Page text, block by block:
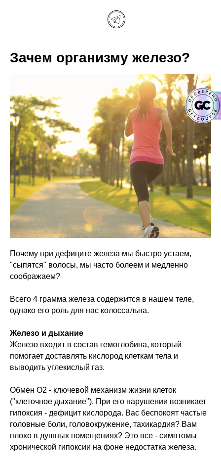
Зачем организму железо?
Почему при дефиците железа мы быстро устаем,
"сыпятся" волосы, мы часто болеем и медленно
соображаем?
Всего 4 грамма железа содержится в нашем теле,
однако его роль для нас колоссальна.
Железо и дыхание
Железо входит в состав гемоглобина, который
помогает доставлять кислород клеткам тела и
выводить углекислый газ.
Обмен О2 - ключевой механизм жизни клеток
("клеточное дыхание"). При его нарушении возникает
гипоксия - дефицит кислорода. Вас беспокоят частые
головные боли, головокружение, тахикардия? Вам
плохо в душных помещениях? Это все - симптомы
хронической гипоксии на фоне недостатка железа.